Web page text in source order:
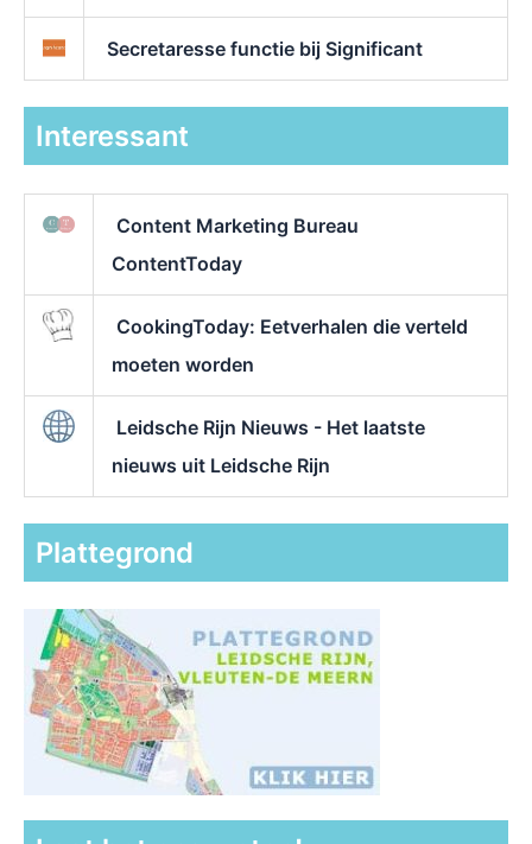
Secretaresse functie bij Significant
Interessant
Content Marketing Bureau
ContentToday
CookingToday: Eetverhalen die verteld
moeten worden
Leidsche Rijn Nieuws - Het laatste
nieuws uit Leidsche Rijn
Plattegrond